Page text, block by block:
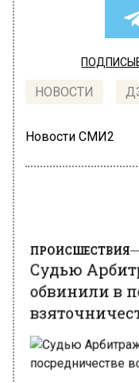
НОВОСТИ
Новости СМИ2
обвинили в